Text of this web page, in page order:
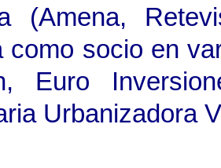
(Amena,
como socio en
Euro
Urbanizadora